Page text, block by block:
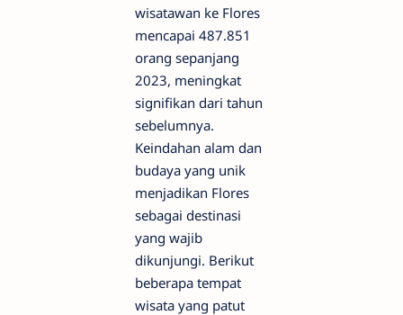
wisatawan ke Flores
mencapai 487.851
orang sepanjang
2023, meningkat
signifikan dari tahun
sebelumnya.
Keindahan alam dan
budaya yang unik
menjadikan Flores
sebagai destinasi
yang wajib
dikunjungi. Berikut
beberapa tempat
wisata yang patut